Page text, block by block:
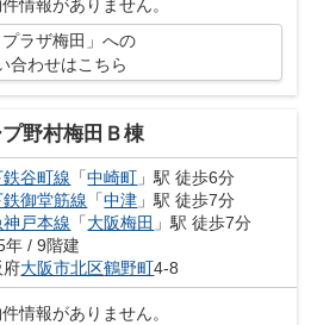
情報がありません。
プラザ梅田」への
合わせはこちら
野村梅田Ｂ棟
鉄谷町線 「中崎町 」駅 徒歩6分
鉄御堂筋線 「中津 」駅 徒歩7分
神戸本線 「大阪梅田 」駅 徒歩7分
年 / 9階建
府大阪市北区鶴野町4-8
情報がありません。